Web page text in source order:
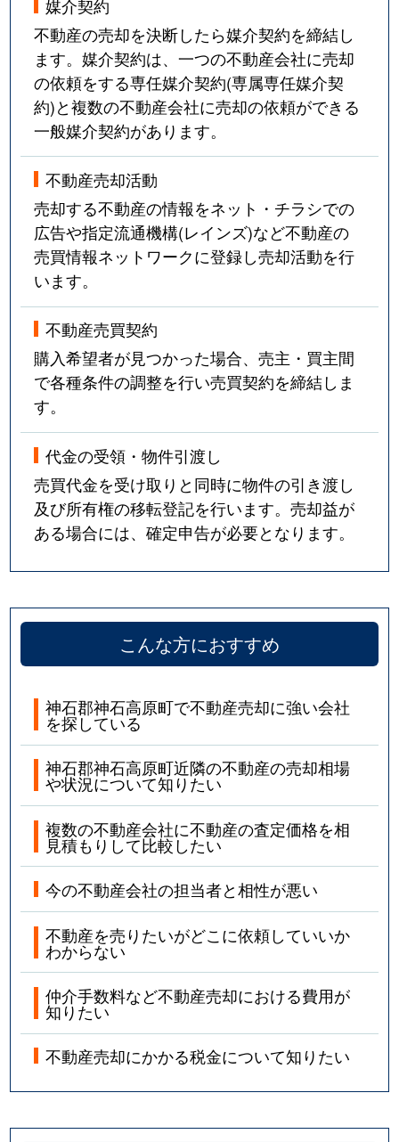
媒介契約
不動産の売却を決断したら媒介契約を締結し
ます。媒介契約は、一つの不動産会社に売却
の依頼をする専任媒介契約(専属専任媒介契
約)と複数の不動産会社に売却の依頼ができる
一般媒介契約があります。
不動産売却活動
売却する不動産の情報をネット・チラシでの
広告や指定流通機構(レインズ)など不動産の
売買情報ネットワークに登録し売却活動を行
います。
不動産売買契約
購入希望者が見つかった場合、売主・買主間
で各種条件の調整を行い売買契約を締結しま
す。
代金の受領・物件引渡し
売買代金を受け取りと同時に物件の引き渡し
及び所有権の移転登記を行います。売却益が
ある場合には、確定申告が必要となります。
こんな方におすすめ
神石郡神石高原町で不動産売却に強い会社
を探している
神石郡神石高原町近隣の不動産の売却相場
や状況について知りたい
複数の不動産会社に不動産の査定価格を相
見積もりして比較したい
今の不動産会社の担当者と相性が悪い
不動産を売りたいがどこに依頼していいか
わからない
仲介手数料など不動産売却における費用が
知りたい
不動産売却にかかる税金について知りたい